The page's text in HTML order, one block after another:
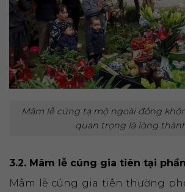
Mâm lễ cúng tạ mộ ngoài đồng
quan trọng là lòng
3.2. Mâm lễ cúng gia tiên tại
Mâm lễ cúng gia tiên thường